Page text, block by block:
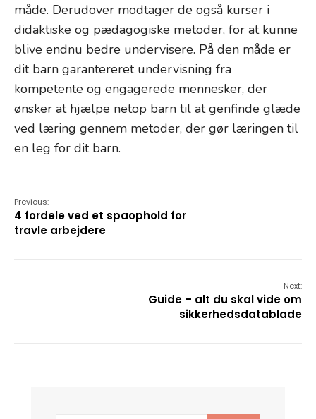
måde. Derudover modtager de også kurser i
didaktiske og pædagogiske metoder, for at kunne
blive endnu bedre undervisere. På den måde er
dit barn garantereret undervisning fra
kompetente og engagerede mennesker, der
ønsker at hjælpe netop barn til at genfinde glæde
ved læring gennem metoder, der gør læringen til
en leg for dit barn.
Previous:
4 fordele ved et spaophold for
travle arbejdere
Next:
Guide – alt du skal vide om
sikkerhedsdatablade